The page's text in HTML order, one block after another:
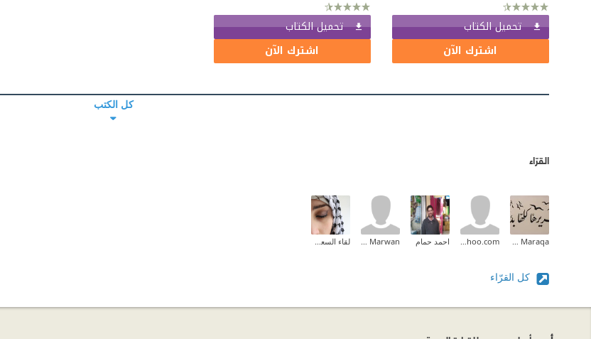
تحميل الكتاب
اشترك الآن
تحميل الكتاب
اشترك الآن
كل الكتب
القرّاء
Zeina M.I Maraqa
ghanem4@yahoo.com احمد حمام Bahaa Marwan لقاء السعدي
كل القرّاء